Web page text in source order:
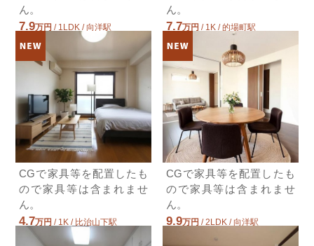
2LDK / 59.58㎡ / 築10年
広島県広島市安佐南区長束西３丁目
7.7万円広島電鉄本線/稲荷町
広島電鉄本線/稲荷町 歩4分
7.7万円(管理費4000円)
2LDK / 53.79㎡ / 築27年
広島県広島市南区金屋町
4.5万円広島電鉄宇品線/日赤病院前
広島電鉄宇品線/日赤病院前 歩9分
4.5万円(管理費1000円)
1K / 22.6㎡ / 築36年
広島県広島市中区南竹屋町
8.7万円広島電鉄江波線/舟入南
広島電鉄江波線/舟入南 歩15分
ん。
7.9万円 / 1LDK / 向洋駅
広島県広島市南区東雲２丁目
ん。
7.7万円 / 1K / 的場町駅
広島県広島市南区西蟹屋４丁目
CGで家具等を配置したも
ので家具等は含まれませ
ん。
4.7万円 / 1K / 比治山下駅
広島県広島市南区東雲１丁目
CGで家具等を配置したも
ので家具等は含まれませ
ん。
9.9万円 / 2LDK / 向洋駅
広島県広島市南区仁保１丁目